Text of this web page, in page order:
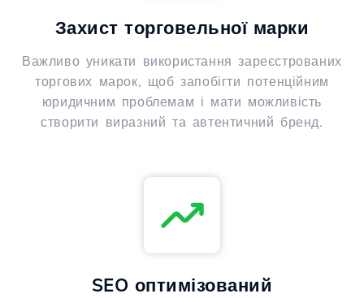
Захист торговельної марки
Важливо уникати використання зареєстрованих
торгових марок, щоб запобігти потенційним
юридичним проблемам і мати можливість
створити виразний та автентичний бренд.
SEO оптимізований